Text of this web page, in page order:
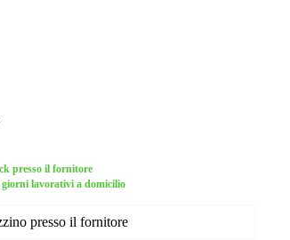
presso il fornitore
lavorativi a domicilio
presso il fornitore